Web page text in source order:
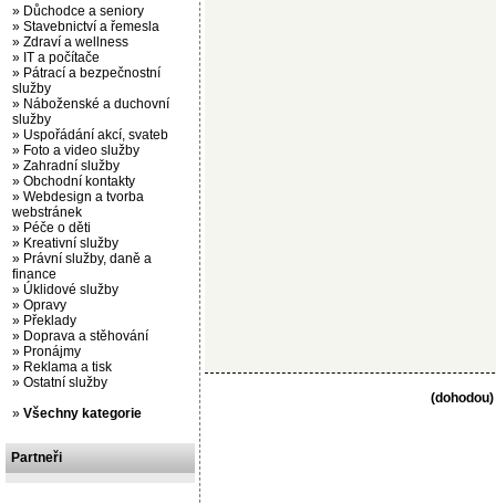
» Důchodce a seniory
» Stavebnictví a řemesla
» Zdraví a wellness
» IT a počítače
» Pátrací a bezpečnostní
služby
» Náboženské a duchovní
služby
» Uspořádání akcí, svateb
» Foto a video služby
» Zahradní služby
» Obchodní kontakty
» Webdesign a tvorba
webstránek
» Péče o děti
» Kreativní služby
» Právní služby, daně a
finance
» Úklidové služby
» Opravy
» Překlady
» Doprava a stěhování
» Pronájmy
» Reklama a tisk
» Ostatní služby
» Všechny kategorie
Partneři
(dohodou)